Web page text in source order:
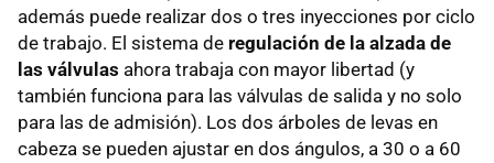
además puede realizar dos o tres inyecciones por ciclo
de trabajo. El sistema de regulación de la alzada de
las válvulas ahora trabaja con mayor libertad (y
también funciona para las válvulas de salida y no solo
para las de admisión). Los dos árboles de levas en
cabeza se pueden ajustar en dos ángulos, a 30 o a 60